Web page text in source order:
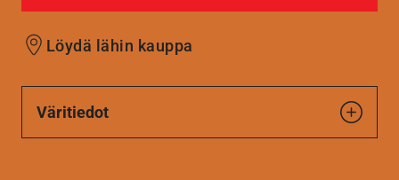
Löydä lähin kauppa
Väritiedot